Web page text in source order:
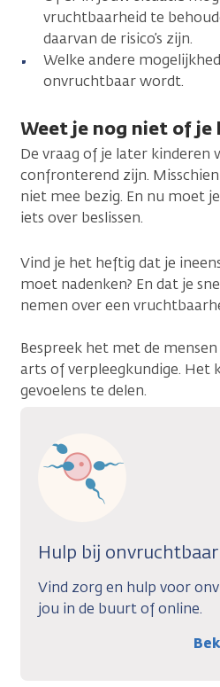
vruchtbaarheid te
daarvan de risico’s zijn.
Welke andere
onvruchtbaar wordt.
Weet je nog niet of je
De vraag of je later kinderen
confronterend zijn.
niet mee bezig. En nu moet
iets over beslissen.
Vind je het heftig dat je
moet nadenken? En dat je
nemen over een
Bespreek het met de
arts of verpleegkundige. Het
gevoelens te delen.
Hulp bij
Vind zorg en hulp voor
jou in de buurt of online.